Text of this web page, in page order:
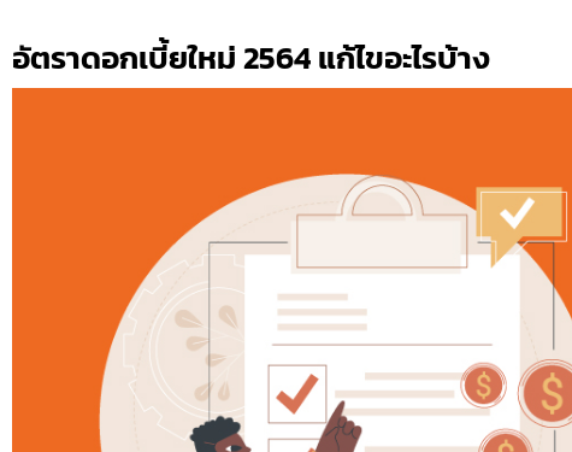
อัตราดอกเบี้ยใหม่ 2564 แก้ไขอะไรบ้าง